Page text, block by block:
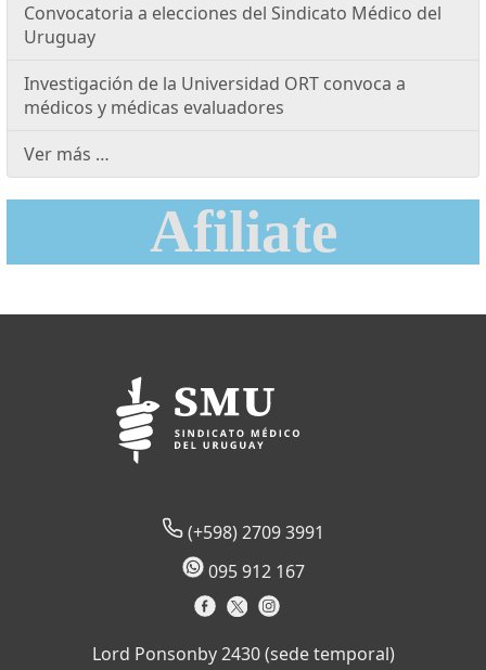
Convocatoria a elecciones del Sindicato Médico del
Uruguay
Investigación de la Universidad ORT convoca a
médicos y médicas evaluadores
Ver más …
Afiliate
(+598) 2709 3991
095 912 167
Lord Ponsonby 2430 (sede temporal)